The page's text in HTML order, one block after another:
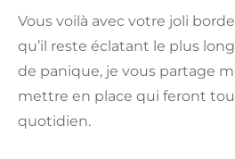
Vous voilà avec votre joli
qu’il reste éclatant le plus
de panique, je vous partage
mettre en place qui feront
quotidien.